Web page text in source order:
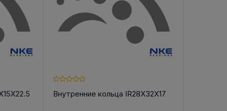
Внутренние кольца IR28X32X17